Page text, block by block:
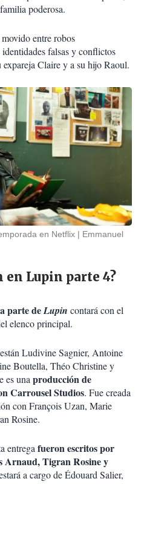
poderosa.
entre robos
identidades falsas y conflictos
Claire y a su hijo Raoul.
en Netflix
Emmanuel
en Lupin parte 4?
parte deLupin contará con el
elenco principal.
Ludivine Sagnier, Antoine
Boutella, Théo Christine y
es unaproducción de
Carrousel Studios. Fue creada
con François Uzan, Marie
Rosine.
entregafueron escritos por
Arnaud, Tigran Rosine y
a cargo de Édouard Salier,